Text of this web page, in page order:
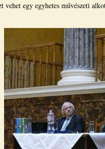
egy egyhetes művészeti